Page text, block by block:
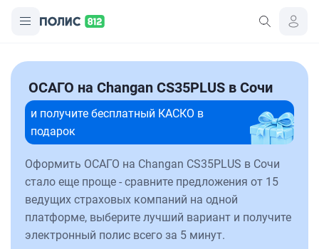
ОСАГО на Changan CS35PLUS в Сочи
и получите бесплатный КАСКО в
подарок
Оформить ОСАГО на Changan CS35PLUS в Сочи
стало еще проще - сравните предложения от 15
ведущих страховых компаний на одной
платформе, выберите лучший вариант и получите
электронный полис всего за 5 минут.